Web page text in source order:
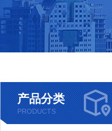
产品分类
PRODUCTS